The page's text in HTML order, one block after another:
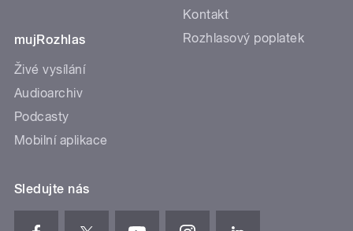
mujRozhlas
Živé vysílání
Audioarchiv
Podcasty
Mobilní aplikace
Kontakt
Rozhlasový poplatek
Sledujte nás